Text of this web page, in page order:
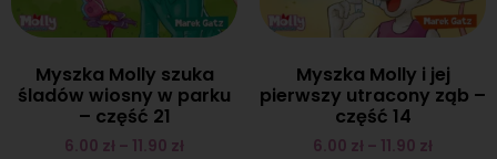
Myszka Molly szuka
śladów wiosny w parku
– część 21
6.00 zł – 11.90 zł
Myszka Molly i jej
pierwszy utracony ząb –
część 14
6.00 zł – 11.90 zł